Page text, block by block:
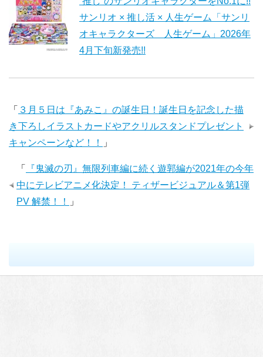
サンリオ × 推し活 × 人生ゲーム「サンリ
オキャラクターズ 人生ゲーム」2026年
4月下旬新発売!!
「 ３月５日は『あみこ』の誕生日！誕生日を記念した描
き下ろしイラストカードやアクリルスタンドプレゼント
キャンペーンなど！！
」
「
『鬼滅の刃』無限列車編に続く遊郭編が2021年の今年
中にテレビアニメ化決定！ ティザービジュアル＆第1弾
PV 解禁！！
」